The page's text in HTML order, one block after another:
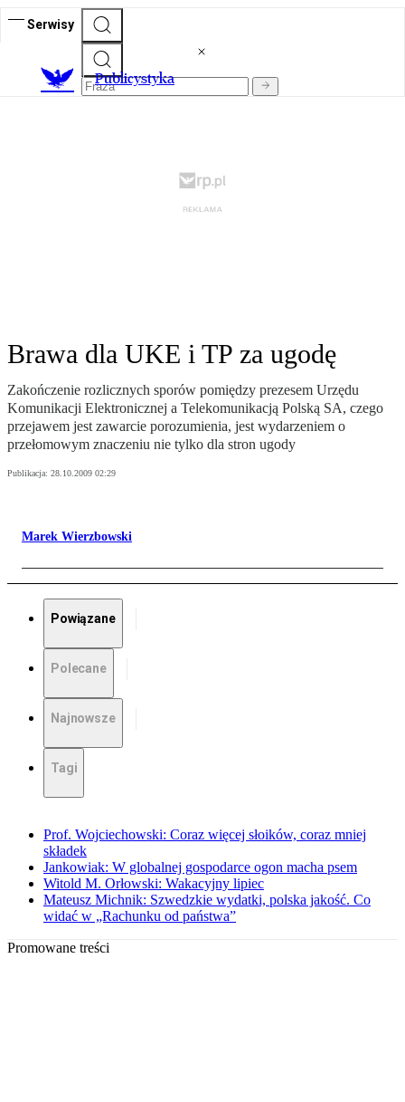
Serwisy
Publicystyka
Brawa dla UKE i TP za ugodę
Zakończenie rozlicznych sporów pomiędzy prezesem Urzędu
Komunikacji Elektronicznej a Telekomunikacją Polską SA, czego
przejawem jest zawarcie porozumienia, jest wydarzeniem o
przełomowym znaczeniu nie tylko dla stron ugody
Publikacja: 28.10.2009 02:29
Marek Wierzbowski
Powiązane
Polecane
Najnowsze
Tagi
Prof. Wojciechowski: Coraz więcej słoików, coraz mniej
składek
Jankowiak: W globalnej gospodarce ogon macha psem
Witold M. Orłowski: Wakacyjny lipiec
Mateusz Michnik: Szwedzkie wydatki, polska jakość. Co
widać w „Rachunku od państwa”
Promowane treści